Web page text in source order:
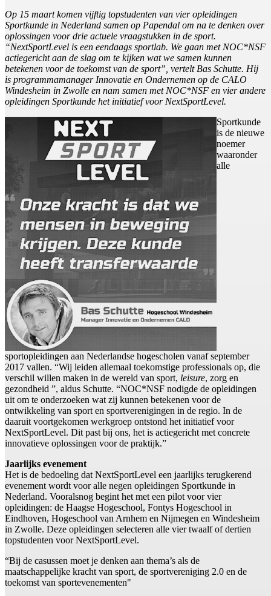
Op 15 maart komen vijftig topstudenten van vier opleidingen
Sportkunde in Nederland samen op Papendal om na te denken over
oplossingen voor drie actuele vraagstukken in de sport.
“NextSportLevel is een eendaags sportlab. We gaan met NOC*NSF
actiegericht aan de slag om te kijken wat we samen kunnen
betekenen voor de toekomst van de sport”, vertelt Bas Schutte. Hij
is programmamanager Innovatie en Ondernemen op de CALO
Windesheim in Zwolle en nam samen met NOC*NSF en vier andere
opleidingen Sportkunde het initiatief voor NextSportLevel.
Sportkunde
is de nieuwe
noemer
waaronder
alle
sportopleidingen aan Nederlandse hogescholen vanaf september
2017 vallen. “Wij leiden allemaal toekomstige professionals op, die
verschil willen maken in de wereld van sport, leisure, zorg en
gezondheid ”, aldus Schutte. “NOC*NSF nodigde de opleidingen
uit om te onderzoeken wat zij kunnen betekenen voor de
ontwikkeling van sport en sportverenigingen in de regio. In de
daaruit voortgekomen werkgroep ontstond het initiatief voor
NextSportLevel. Dit past bij ons, het is actiegericht met concrete
innovatieve oplossingen voor de praktijk.”
Jaarlijks evenement
Het is de bedoeling dat NextSportLevel een jaarlijks terugkerend
evenement wordt voor alle negen opleidingen Sportkunde in
Nederland. Vooralsnog begint het met een pilot voor vier
opleidingen: de Haagse Hogeschool, Fontys Hogeschool in
Eindhoven, Hogeschool van Arnhem en Nijmegen en Windesheim
in Zwolle. Deze opleidingen selecteren alle vier twaalf of dertien
topstudenten voor NextSportLevel.
“Bij de casussen moet je denken aan thema’s als de
maatschappelijke kracht van sport, de sportvereniging 2.0 en de
toekomst van sportevenementen"